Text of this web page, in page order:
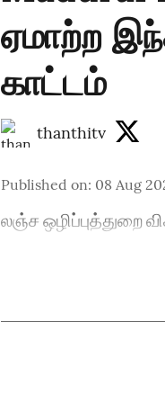
ஏமாற்ற
காட்டம்
thanthitv
Published on: 08 Aug
லஞ்ச ஒழிப்புத்துறை